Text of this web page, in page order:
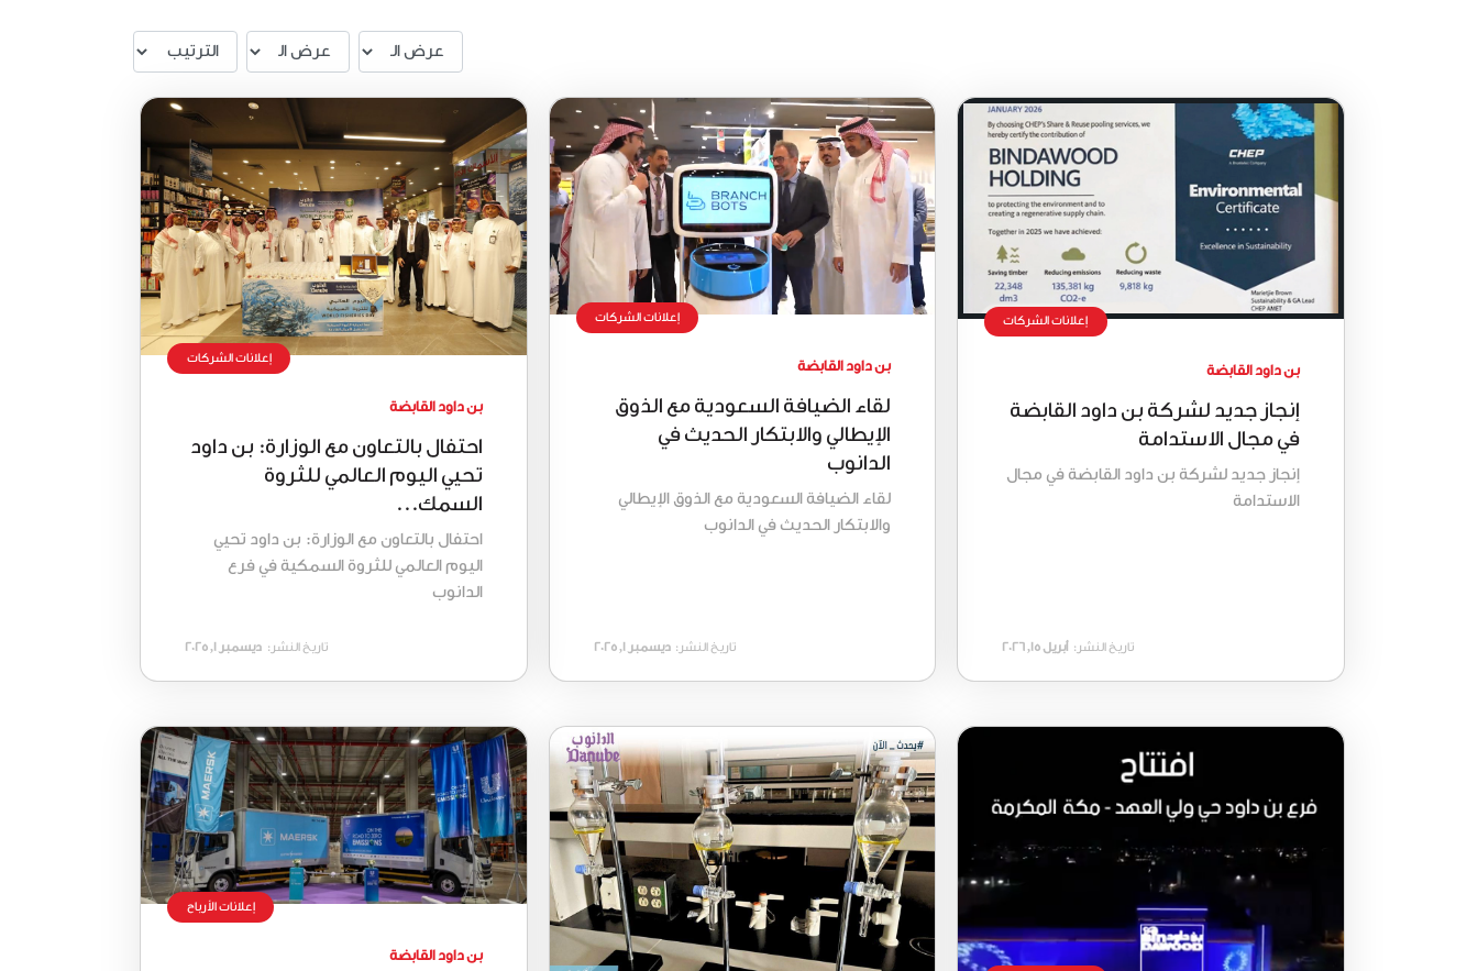
إعلانات الشركات
بن داود القابضة
إنجاز جديد لشركة بن داود القابضة
في مجال الاستدامة
إنجاز جديد لشركة بن داود القابضة في مجال
الاستدامة
تاريخ النشر: أبريل 15, 2026
إعلانات الشركات
بن داود القابضة
لقاء الضيافة السعودية مع الذوق
الإيطالي والابتكار الحديث في
الدانوب
لقاء الضيافة السعودية مع الذوق الإيطالي
والابتكار الحديث في الدانوب
تاريخ النشر: ديسمبر 1, 2025
إعلانات الشركات
بن داود القابضة
احتفال بالتعاون مع الوزارة: بن داود
تحيي اليوم العالمي للثروة
السمك...
احتفال بالتعاون مع الوزارة: بن داود تحيي
اليوم العالمي للثروة السمكية في فرع
الدانوب
تاريخ النشر: ديسمبر 1, 2025
إعلانات الأرباح
بن داود القابضة